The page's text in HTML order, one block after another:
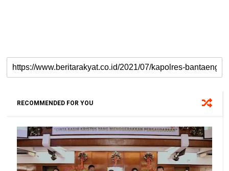
RECOMMENDED FOR YOU